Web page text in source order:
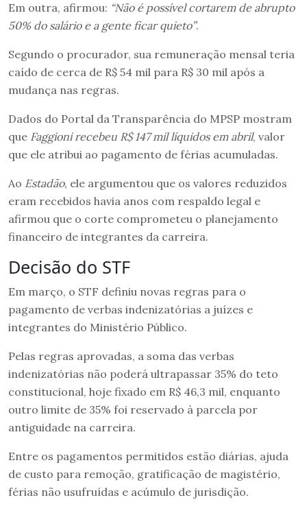
Em outra, afirmou: “Não é possível cortarem de abrupto
50% do salário e a gente ficar quieto”.
Segundo o procurador, sua remuneração mensal teria
caído de cerca de R$ 54 mil para R$ 30 mil após a
mudança nas regras.
Dados do Portal da Transparência do MPSP mostram
que Faggioni recebeu R$ 147 mil líquidos em abril, valor
que ele atribui ao pagamento de férias acumuladas.
Ao Estadão, ele argumentou que os valores reduzidos
eram recebidos havia anos com respaldo legal e
afirmou que o corte comprometeu o planejamento
financeiro de integrantes da carreira.
Decisão do STF
Em março, o STF definiu novas regras para o
pagamento de verbas indenizatórias a juízes e
integrantes do Ministério Público.
Pelas regras aprovadas, a soma das verbas
indenizatórias não poderá ultrapassar 35% do teto
constitucional, hoje fixado em R$ 46,3 mil, enquanto
outro limite de 35% foi reservado à parcela por
antiguidade na carreira.
Entre os pagamentos permitidos estão diárias, ajuda
de custo para remoção, gratificação de magistério,
férias não usufruídas e acúmulo de jurisdição.